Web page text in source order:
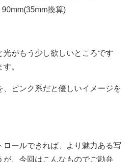
90mm(35mm換算)
がもう少し欲しいところです
。
、ピンク系だと優しいイメージを
ールできれば、より魅力ある写
が、今回はこんなものでご勘弁